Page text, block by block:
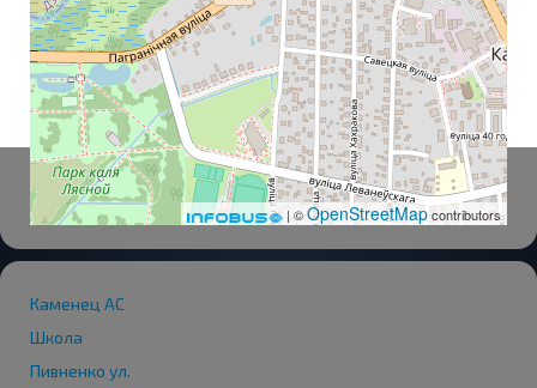
| ©OpenStreetMapcontributors
Каменец АС
Школа
Пивненко ул.
Přizpůsobení
Přijmout všechny